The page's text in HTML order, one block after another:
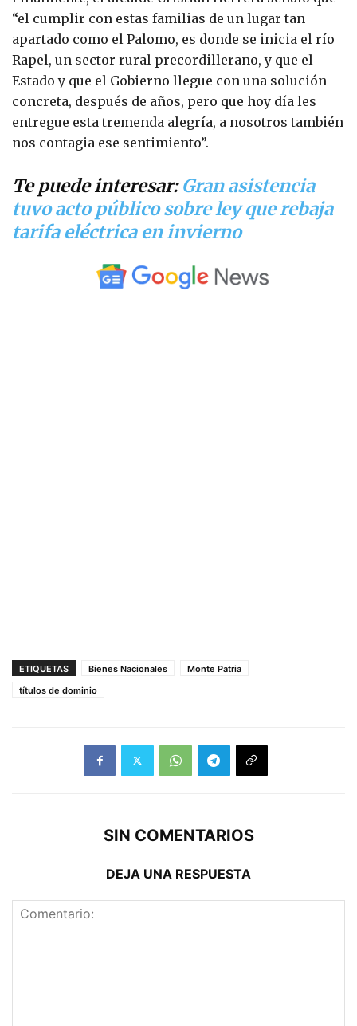
“el cumplir con estas familias de un lugar tan
apartado como el Palomo, es donde se inicia el río
Rapel, un sector rural precordillerano, y que el
Estado y que el Gobierno llegue con una solución
concreta, después de años, pero que hoy día les
entregue esta tremenda alegría, a nosotros también
nos contagia ese sentimiento”.
Te puede interesar:Gran asistencia
tuvo acto público sobre ley que rebaja
tarifa eléctrica en invierno
ETIQUETAS Bienes Nacionales
Monte Patria
títulos de dominio
SIN COMENTARIOS
DEJA UNA RESPUESTA